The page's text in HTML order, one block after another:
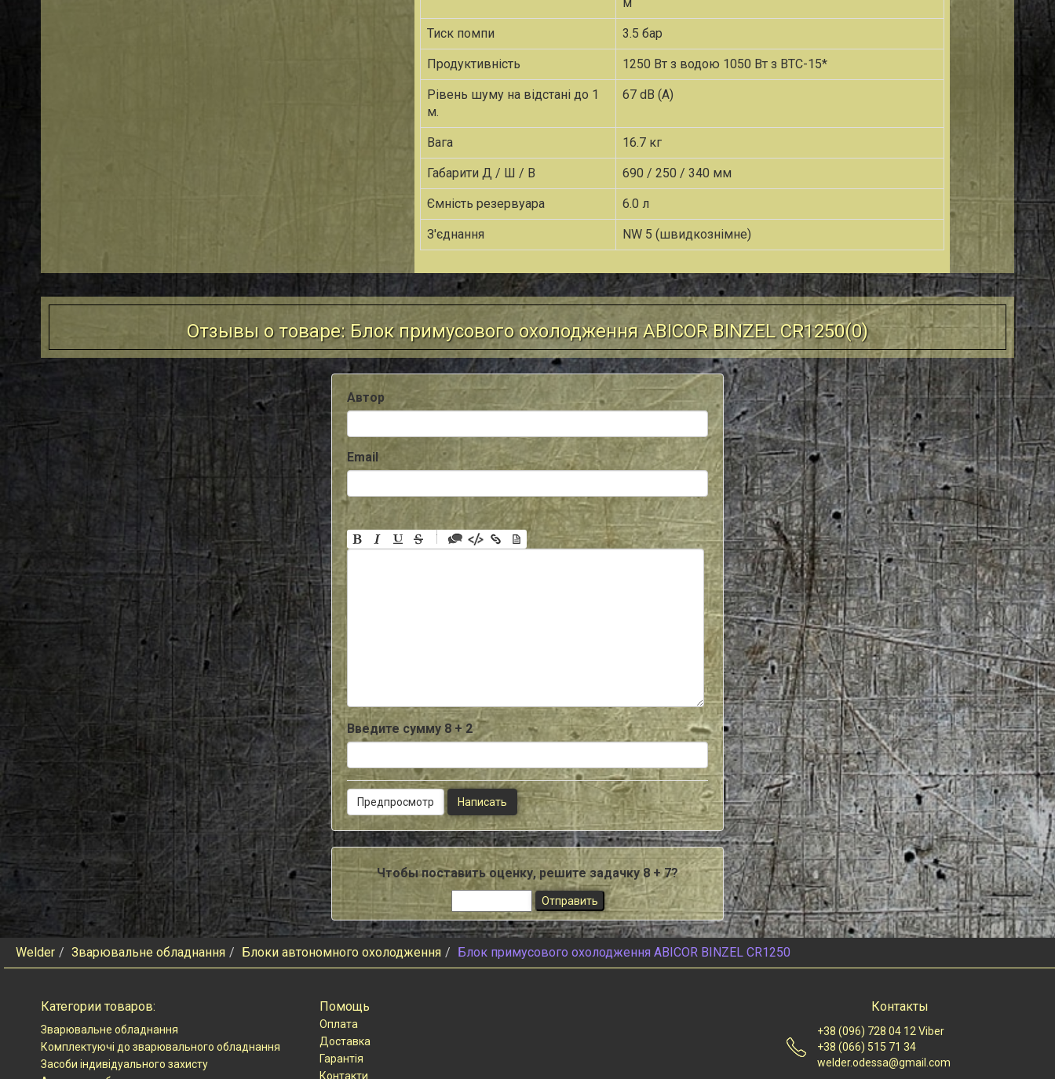
Тиск помпи 3.5 бар
Продуктивність 1250 Вт з водою 1050 Вт з BTC-15*
Рівень шуму на відстані до 1
м.
67 dB (A)
Вага 16.7 кг
Габарити Д / Ш / В 690 / 250 / 340 мм
Ємність резервуара 6.0 л
З'єднання NW 5 (швидкознімне)
Отзывы о товаре: Блок примусового охолодження ABICOR BINZEL CR1250(0)
Автор
Email
-
-
Введите сумму 8 + 2
Чтобы поставить оценку, решите задачку 8 + 7?
Welder Зварювальне обладнання Блоки автономного охолодження Блок примусового охолодження ABICOR BINZEL CR1250
Категории товаров:
Зварювальне обладнання
Комплектуючі до зварювального обладнання
Засоби індивідуального захисту
Помощь
Оплата
Доставка
Гарантія
Контакти
Контакты
+38 (096) 728 04 12 Viber
+38 (066) 515 71 34
welder.odessa@gmail.com